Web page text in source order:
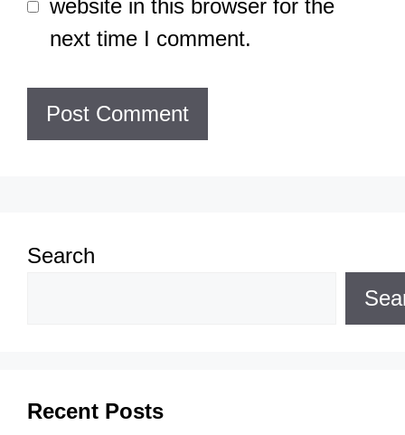
website in this browser for the
next time I comment.
Search
Recent Posts